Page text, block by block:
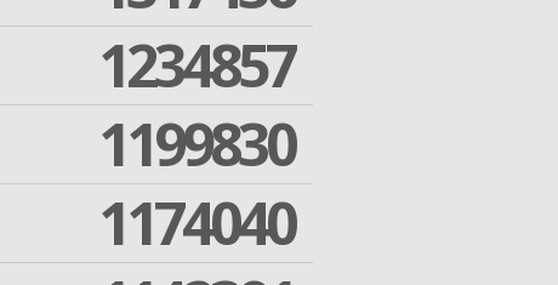
1234857
1199830
1174040